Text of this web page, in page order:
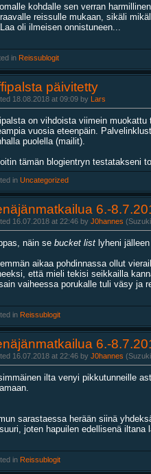
kohdalle sen verran
reissulle mukaan, sikäli
oli ilmeisen onnistuneen...
in Reissublogit
päivitetty
18.08.2018 at 09:09 by Lars
on vihdoista viimein
vuosia eteenpäin.
puolella (mailit).
tämän blogientryn testatakseni
in Uncategorized
6.-
16.07.2018 at 22:46 by J0hannes
näin se bucket list lyheni
aikaa pohdinnassa ollut
että mieli tekisi seikkailla
vaiheessa porukalle tuli väsy ja
in Reissublogit
6.-
16.07.2018 at 22:46 by J0hannes
ilta venyi pikkutunneille
sarastaessa herään siinä
joten hapuilen edellisenä iltana
in Reissublogit